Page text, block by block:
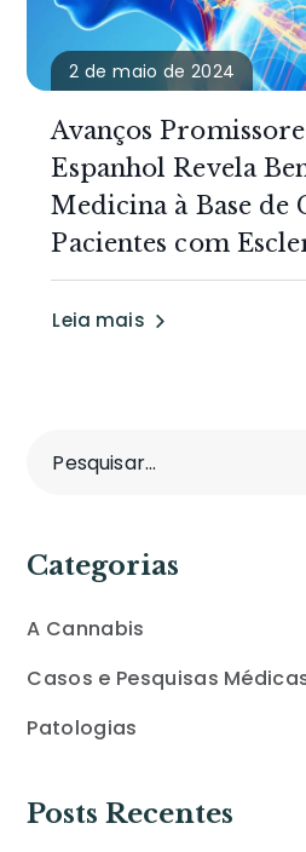
2 de maio de 2024
Avanços
Espanhol Revela
Medicina à Base de
Pacientes com
Leia mais
Categorias
A Cannabis
Casos e Pesquisas
Patologias
Posts Recentes